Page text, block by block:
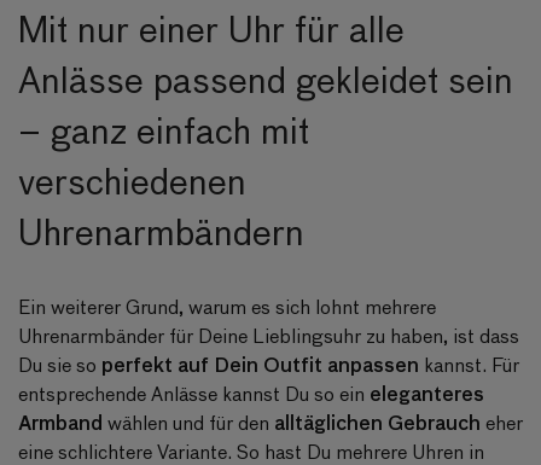
Mit nur einer Uhr für alle
Anlässe passend gekleidet sein
– ganz einfach mit
verschiedenen
Uhrenarmbändern
Ein weiterer Grund, warum es sich lohnt mehrere
Uhrenarmbänder für Deine Lieblingsuhr zu haben, ist dass
Du sie so perfekt auf Dein Outfit anpassen kannst. Für
entsprechende Anlässe kannst Du so ein eleganteres
Armband wählen und für den alltäglichen Gebrauch eher
eine schlichtere Variante. So hast Du mehrere Uhren in